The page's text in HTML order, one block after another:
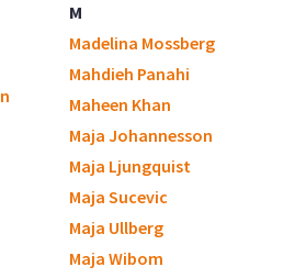
M
Madelina Mossberg
Mahdieh Panahi
Maheen Khan
Maja Johannesson
Maja Ljungquist
Maja Sucevic
Maja Ullberg
Maja Wibom